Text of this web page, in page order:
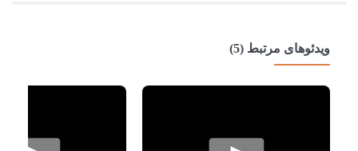
ویدئوهای مرتبط (5)